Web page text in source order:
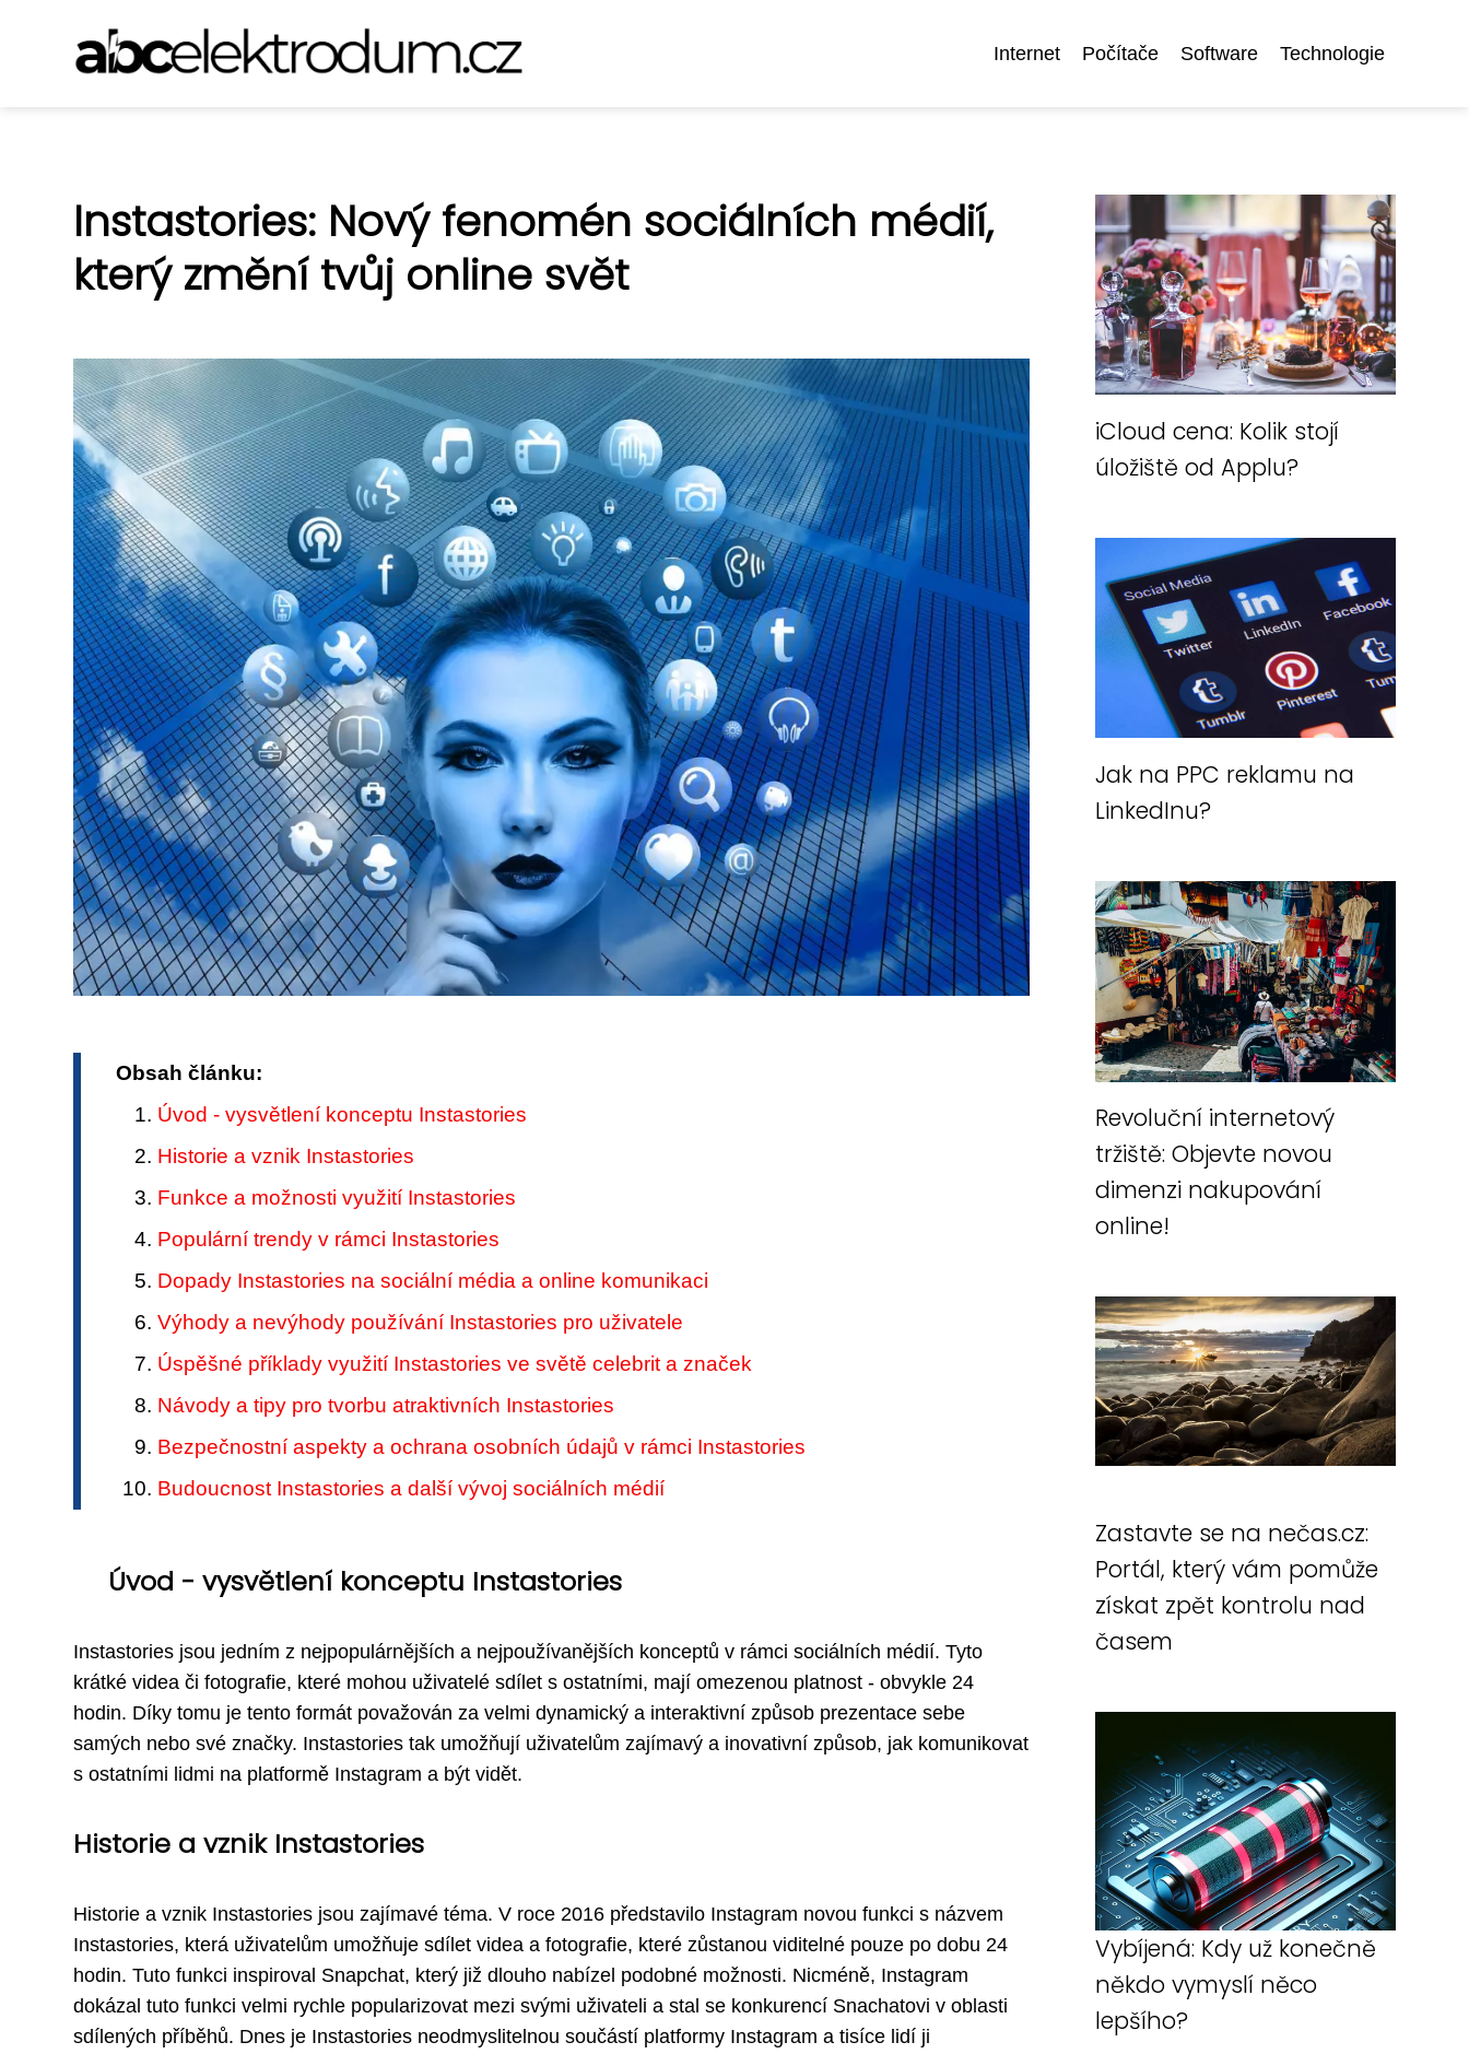
Internet Počítače Software Technologie
Instastories: Nový fenomén sociálních médií,
který změní tvůj online svět
Obsah článku:
Úvod - vysvětlení konceptu Instastories
Historie a vznik Instastories
Funkce a možnosti využití Instastories
Populární trendy v rámci Instastories
Dopady Instastories na sociální média a online komunikaci
Výhody a nevýhody používání Instastories pro uživatele
Úspěšné příklady využití Instastories ve světě celebrit a značek
Návody a tipy pro tvorbu atraktivních Instastories
Bezpečnostní aspekty a ochrana osobních údajů v rámci Instastories
Budoucnost Instastories a další vývoj sociálních médií
Úvod - vysvětlení konceptu Instastories
Instastories jsou jedním z nejpopulárnějších a nejpoužívanějších konceptů v rámci sociálních médií. Tyto
krátké videa či fotografie, které mohou uživatelé sdílet s ostatními, mají omezenou platnost - obvykle 24
hodin. Díky tomu je tento formát považován za velmi dynamický a interaktivní způsob prezentace sebe
samých nebo své značky. Instastories tak umožňují uživatelům zajímavý a inovativní způsob, jak komunikovat
s ostatními lidmi na platformě Instagram a být vidět.
Historie a vznik Instastories
Historie a vznik Instastories jsou zajímavé téma. V roce 2016 představilo Instagram novou funkci s názvem
Instastories, která uživatelům umožňuje sdílet videa a fotografie, které zůstanou viditelné pouze po dobu 24
hodin. Tuto funkci inspiroval Snapchat, který již dlouho nabízel podobné možnosti. Nicméně, Instagram
dokázal tuto funkci velmi rychle popularizovat mezi svými uživateli a stal se konkurencí Snachatovi v oblasti
sdílených příběhů. Dnes je Instastories neodmyslitelnou součástí platformy Instagram a tisíce lidí ji
iCloud cena: Kolik stojí
úložiště od Applu?
Jak na PPC reklamu na
LinkedInu?
Revoluční internetový
tržiště: Objevte novou
dimenzi nakupování
online!
Zastavte se na nečas.cz:
Portál, který vám pomůže
získat zpět kontrolu nad
časem
Vybíjená: Kdy už konečně
někdo vymyslí něco
lepšího?